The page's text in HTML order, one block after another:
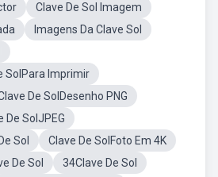
Clave De Sol Imagem
Imagens Da Clave Sol
SolPara Imprimir
De SolDesenho PNG
De SolJPEG
Sol
Clave De SolFoto Em 4K
De Sol
34Clave De Sol